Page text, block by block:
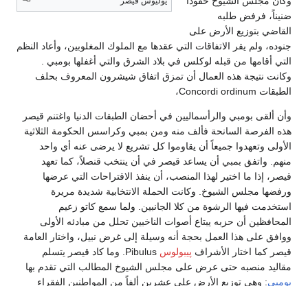
ضنيناً، فرفض طلبه
القاضي بتوزيع الأرض على
جنوده، ولم يقر الاتفاقات التي عقدها مع الملوك المغلوبين، وأعاد النظم
التي أقامها من قبله لوكلس في بلاد الشرق والتي أغفلها بومبي .
وكانت نتيجة هذه العمال أن تمزق اتفاق شيشرون المعروف بحلف
الطبقات Concordi ordinum،
وأن ألقى بومبي والرأسماليين في أحضان الطبقات الدنيا واغتنم قيصر
هذه الفرصة السانحة فألف منه ومن بمبي وكراسس الحكومة الثلاثية
الأولى وتعهدوا جميعاً أن يقاوموا كل تشريع لا يرضى عنه أي واحد
منهم. واتفق بمبي أن يساعد قيصر في أن ينتخب قنصلاً، كما تعهد
قيصر، إذا ما اختير لهذا المنصب، أن ينفذ الاقتراحات التي عرضها
ورفضها مجلس الشيوخ. وكانت الحملة الانتخابية شديدة مريرة
استخدمت فيها الرشوة من كلا الجانبين. ولما سمع كاتو زعيم
المحافظين أن حزبه يبتاع أصوات الناخبين تحلل من مبادئه الأولى
ووافق على هذا العمل بحجة أنه وسيلة إلى غرض نبيل، واختار العامة
قيصر كما اختار الأشراف پيبولوس
Pibulus. وما كاد قيصر يتسلم
مقاليد منصبه حتى عرض على مجلس الشيوخ المطالب التي تقدم بها
بومبي: وهي توزيع الأرض على عشرين ألفاً من المواطنين الفقراء